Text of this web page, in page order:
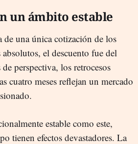
un ámbito estable
de una única cotización de los
el descuento fue del
perspectiva, los retrocesos
cuatro meses reflejan un mercado
estable como este,
tienen efectos devastadores. La